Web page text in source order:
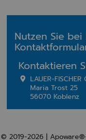
Nutzen Sie
Kontaktieren
LAUER-FISCHER
Maria Trost 25
56070 Koblenz
© 2019-2026 |